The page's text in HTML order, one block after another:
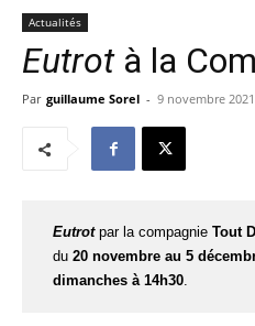
Actualités
Eutrotà la
Par guillaume Sorel - 9 novembre 2021
Eutrotpar la compagnie Tout
du 20 novembre au 5
dimanches à 14h30.